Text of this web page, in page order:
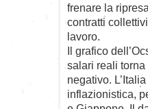
frenare la
contratti
lavoro.
Il grafico
salari reali
negativo.
inflazionistica,